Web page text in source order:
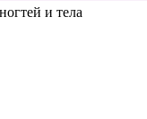
и тела